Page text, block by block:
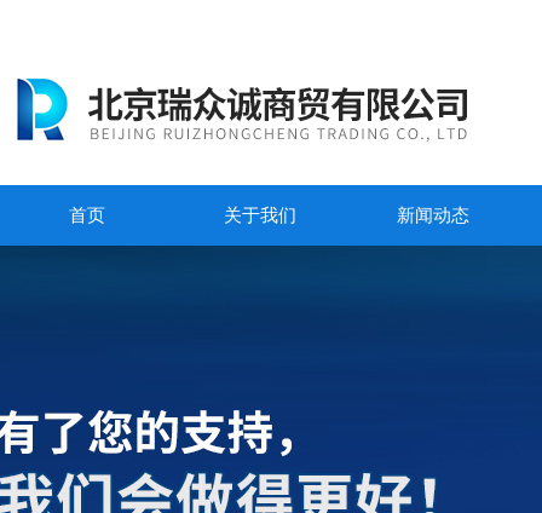
首页 关于我们 新闻动态